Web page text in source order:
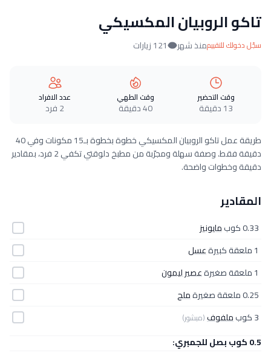
تاكو الروبيان المكسيكي
سجّل دخولك للتقييممنذ شهر 121 زيارات
وقت التحضير
13 دقيقة
وقت الطهي
40 دقيقة
عدد الافراد
2 فرد
طريقة عمل تاكو الروبيان المكسيكي خطوة بخطوة بـ15 مكونات وفي 40
دقيقة فقط. وصفة سهلة ومجرّبة من مطبخ دلوقتي تكفي 2 فرد، بمقادير
دقيقة وخطوات واضحة.
المقادير
0.33 كوب
مايونيز
1 ملعقة كبيرة
عسل
1 ملعقة صغيرة
عصير ليمون
0.25 ملعقة صغيرة
ملح
3 كوب
ملفوف(مبشور)
0.5 كوب بصل للجمبري: